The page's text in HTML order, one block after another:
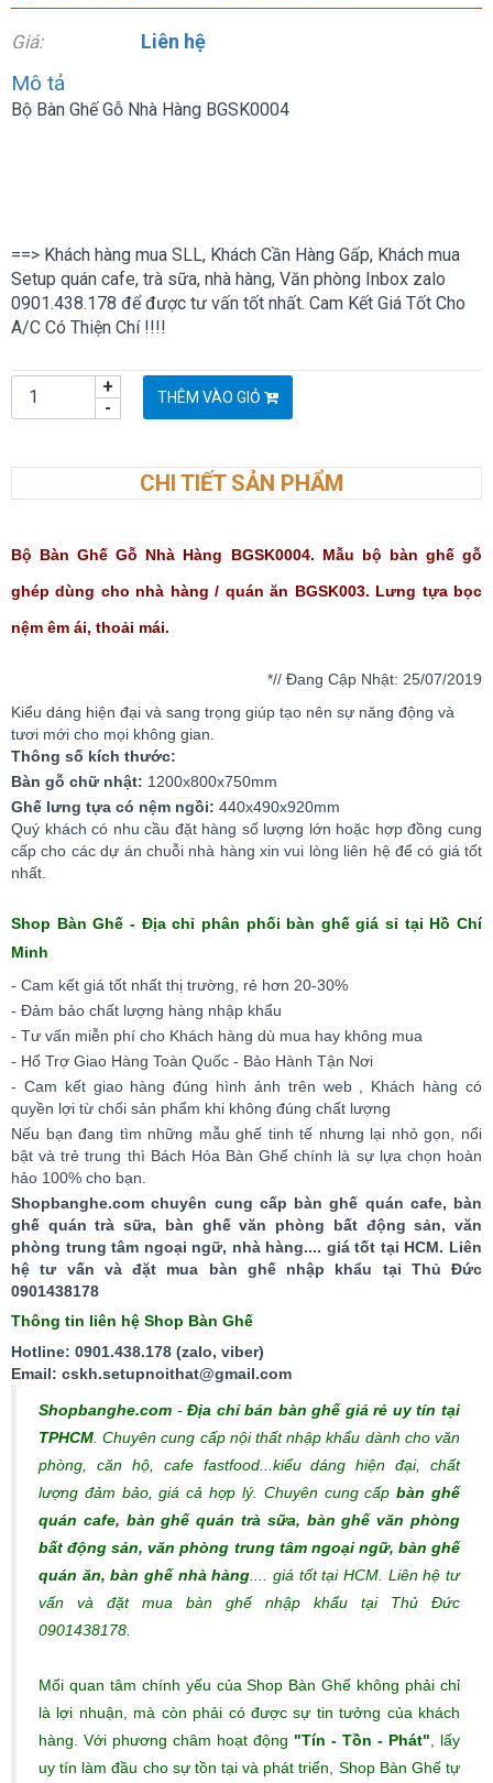
Giá: Liên hệ
Mô tả
Bộ Bàn Ghế Gỗ Nhà Hàng BGSK0004
==> Khách hàng mua SLL, Khách Cần Hàng Gấp, Khách mua
Setup quán cafe, trà sữa, nhà hàng, Văn phòng Inbox zalo
0901.438.178 để được tư vấn tốt nhất. Cam Kết Giá Tốt Cho
A/C Có Thiện Chí !!!!
-
+ THÊM VÀO GIỎ
CHI TIẾT SẢN PHẨM
Bộ Bàn Ghế Gỗ Nhà Hàng BGSK0004​. Mẫu bộ bàn ghế gỗ
ghép dùng cho nhà hàng / quán ăn BGSK003. Lưng tựa bọc
nệm êm ái, thoải mái.
*// Đang Cập Nhật: 25/07/2019
Kiểu dáng hiện đại và sang trọng giúp tạo nên sự năng động và
tươi mới cho mọi không gian.
Thông số kích thước:
Bàn gỗ chữ nhật: 1200x800x750mm
Ghế lưng tựa có nệm ngồi: 440x490x920mm
Quý khách có nhu cầu đặt hàng số lượng lớn hoặc hợp đồng cung
cấp cho các dự án chuỗi nhà hàng xin vui lòng liên hệ để có giá tốt
nhất.
Shop Bàn Ghế - Địa chỉ phân phối bàn ghế giá sỉ tại Hồ Chí
Minh
- Cam kết giá tốt nhất thị trường, rẻ hơn 20-30%
- Đảm bảo chất lượng hàng nhập khẩu
- Tư vấn miễn phí cho Khách hàng dù mua hay không mua
- Hổ Trợ Giao Hàng Toàn Quốc - Bảo Hành Tận Nơi
- Cam kết giao hàng đúng hình ảnh trên web , Khách hàng có
quyền lợi từ chối sản phẩm khi không đúng chất lượng
Nếu bạn đang tìm những mẫu ghế tinh tế nhưng lại nhỏ gọn, nổi
bật và trẻ trung thì Bách Hóa Bàn Ghế chính là sự lựa chọn hoàn
hảo 100% cho bạn.
Shopbanghe.com chuyên cung cấp bàn ghế quán cafe, bàn
ghế quán trà sữa, bàn ghế văn phòng bất động sản, văn
phòng trung tâm ngoại ngữ, nhà hàng.... giá tốt tại HCM. Liên
hệ tư vấn và đặt mua bàn ghế nhập khẩu tại Thủ Đức
0901438178
Thông tin liên hệ Shop Bàn Ghế
Hotline: 0901.438.178 (zalo, viber)
Email: cskh.setupnoithat@gmail.com
Shopbanghe.com -Địa chỉ bán bàn ghế giá rẻ uy tín tại
TPHCM . Chuyên cung cấp nội thất nhập khẩu dành cho văn
phòng, căn hộ, cafe fastfood...kiểu dáng hiện đại, chất
lượng đảm bảo, giá cả hợp lý. Chuyên cung cấpbàn ghế
quán cafe, bàn ghế quán trà sữa, bàn ghế văn phòng
bất động sản, văn phòng trung tâm ngoại ngữ, bàn ghế
quán ăn, bàn ghế nhà hàng .... giá tốt tại HCM. Liên hệ tư
vấn và đặt mua bàn ghế nhập khẩu tại Thủ Đức
0901438178.
Mối quan tâm chính yếu của Shop Bàn Ghế không phải chỉ
là lợi nhuận, mà còn phải có được sự tin tưởng của khách
hàng. Với phương châm hoạt động "Tín - Tồn - Phát" , lấy
uy tín làm đầu cho sự tồn tại và phát triển, Shop Bàn Ghế tự